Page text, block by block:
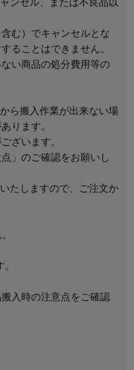
ンセル、または不良品以
む）でキャンセルとな
ることはできません。
い商品の処分費用等の
ら搬入作業が出来ない場
ります。
ざいます。
」のご確認をお願いし
たしますので、ご注文か
入時の注意点をご確認